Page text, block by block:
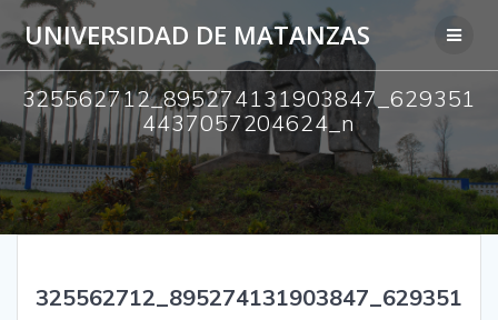
to
content
UNIVERSIDAD DE MATANZAS
325562712_895274131903847_629351
4437057204624_n
325562712_895274131903847_629351